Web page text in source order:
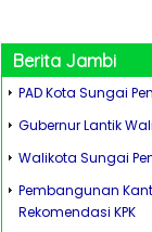
Berita Jambi
PAD Kota Sungai
Gubernur Lantik
Walikota Sungai
Pembangunan
Rekomendasi KPK